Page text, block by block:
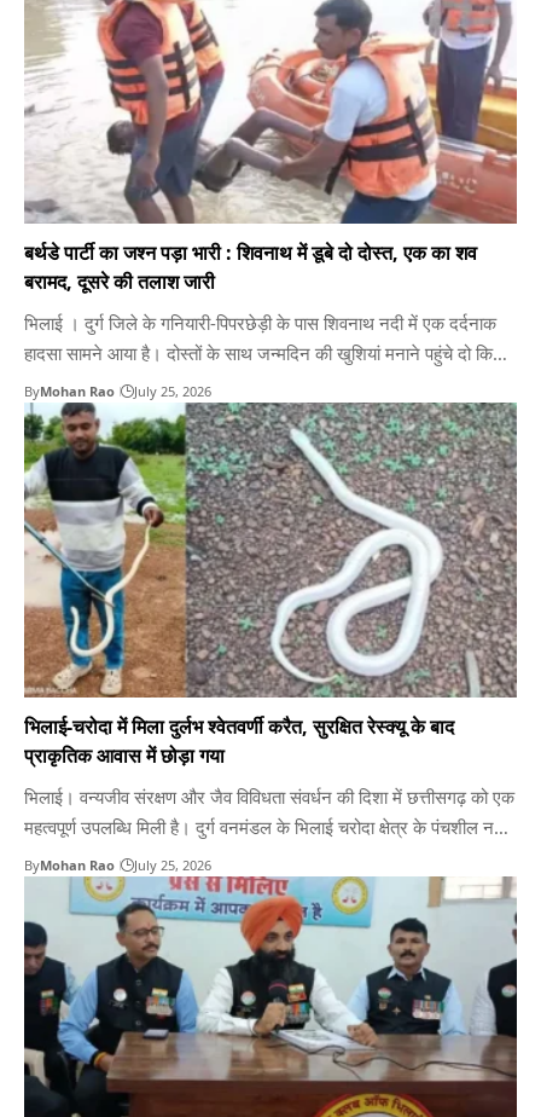
बर्थडे पार्टी का जश्न पड़ा भारी : शिवनाथ में डूबे दो दोस्त, एक का शव
बरामद, दूसरे की तलाश जारी
भिलाई । दुर्ग जिले के गनियारी-पिपरछेड़ी के पास शिवनाथ नदी में एक दर्दनाक
हादसा सामने आया है। दोस्तों के साथ जन्मदिन की खुशियां मनाने पहुंचे दो किशोर
नहाने के दौरान नदी के तेज बहाव की चपेट में आकर बह गए। एसडीआरएफ दुर्ग
की टीम ने कठिन मशक्कत और डीप डाइविंग…
ByMohan Rao July 25, 2026
भिलाई-चरोदा में मिला दुर्लभ श्वेतवर्णी करैत, सुरक्षित रेस्क्यू के बाद
प्राकृतिक आवास में छोड़ा गया
भिलाई। वन्यजीव संरक्षण और जैव विविधता संवर्धन की दिशा में छत्तीसगढ़ को एक
महत्वपूर्ण उपलब्धि मिली है। दुर्ग वनमंडल के भिलाई चरोदा क्षेत्र के पंचशील नगर
के एक घर से अत्यंत दुर्लभ श्वेतवर्णी (Leucistic) करैत सर्प बरामद किया गया।
वन विभाग की तत्परता और सर्प विशेषज्ञों की मदद से इस…
ByMohan Rao July 25, 2026